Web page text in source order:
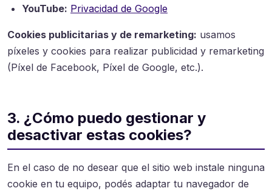
YouTube: Privacidad de Google
Cookies publicitarias y de remarketing: usamos
píxeles y cookies para realizar publicidad y remarketing
(Píxel de Facebook, Píxel de Google, etc.).
3. ¿Cómo puedo gestionar y
desactivar estas cookies?
En el caso de no desear que el sitio web instale ninguna
cookie en tu equipo, podés adaptar tu navegador de